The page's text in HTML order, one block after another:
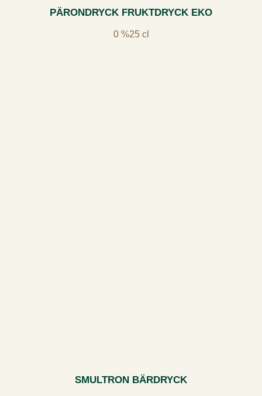
PÄRONDRYCK FRUKTDRYCK EKO
0 %25 cl
SMULTRON BÄRDRYCK